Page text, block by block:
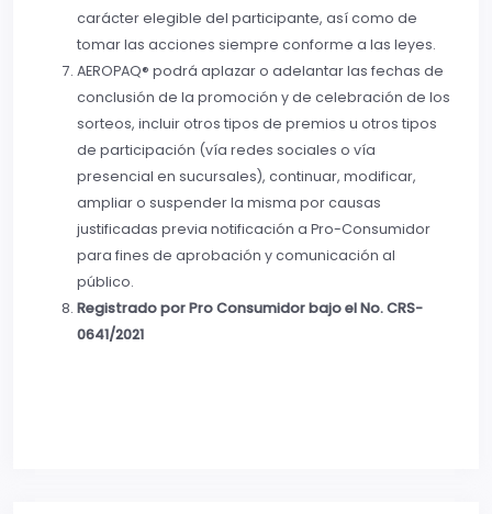
carácter elegible del participante, así como de
tomar las acciones siempre conforme a las leyes.
AEROPAQ® podrá aplazar o adelantar las fechas de
conclusión de la promoción y de celebración de los
sorteos, incluir otros tipos de premios u otros tipos
de participación (vía redes sociales o vía
presencial en sucursales), continuar, modificar,
ampliar o suspender la misma por causas
justificadas previa notificación a Pro-Consumidor
para fines de aprobación y comunicación al
público.
Registrado por Pro Consumidor bajo el No.CRS-
0641/2021